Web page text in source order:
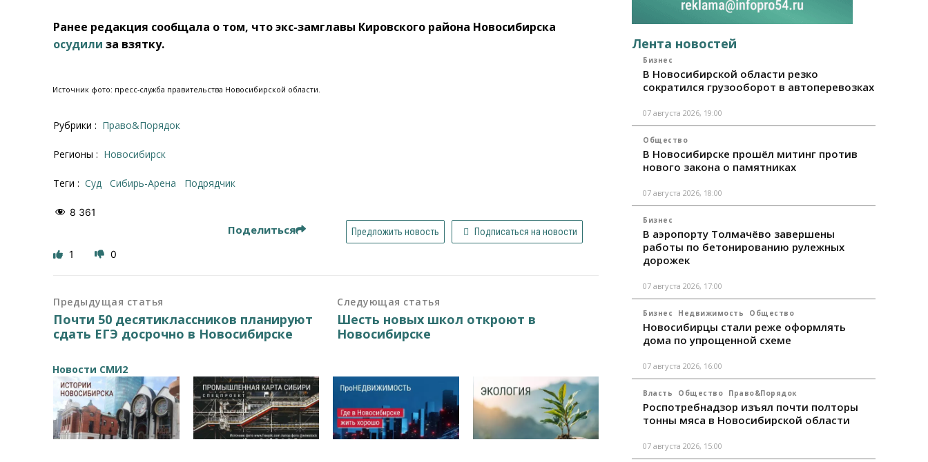
Ранее редакция сообщала о том, что экс-замглавы Кировского района Новосибирска
осудили за взятку.
Источник фото: пресс-служба правительства Новосибирской области.
Рубрики : Право&Порядок
Регионы : Новосибирск
Теги : суд Сибирь-Арена подрядчик
8 361
Поделиться Предложить новость Подписаться на новости
1 0
Предыдущая статья
Почти 50 десятиклассников планируют
сдать ЕГЭ досрочно в Новосибирске
Следующая статья
Шесть новых школ откроют в
Новосибирске
Новости СМИ2
Лента новостей
Бизнес
В Новосибирской области резко
сократился грузооборот в автоперевозках
07 августа 2026, 19:00
Общество
В Новосибирске прошёл митинг против
нового закона о памятниках
07 августа 2026, 18:00
Бизнес
В аэропорту Толмачёво завершены
работы по бетонированию рулежных
дорожек
07 августа 2026, 17:00
Бизнес Недвижимость Общество
Новосибирцы стали реже оформлять
дома по упрощенной схеме
07 августа 2026, 16:00
Власть Общество Право&Порядок
Роспотребнадзор изъял почти полторы
тонны мяса в Новосибирской области
07 августа 2026, 15:00